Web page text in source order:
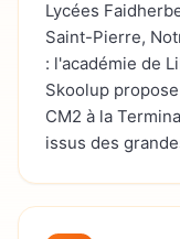
Lycées
Saint-Pierre,
: l'académie de
Skoolup
CM2 à la
issus des